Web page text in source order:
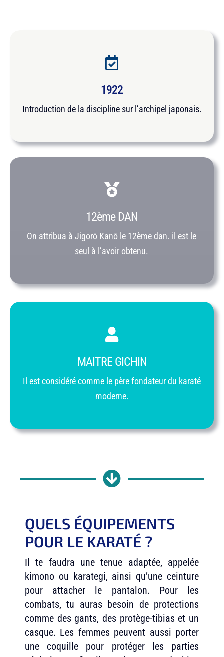
1922
Introduction de la discipline sur l’archipel japonais.
12ème DAN
On attribua à Jigorō Kanō le 12ème dan. il est le
seul à l’avoir obtenu.
MAITRE GICHIN
Il est considéré comme le père fondateur du karaté
moderne.
QUELS ÉQUIPEMENTS
POUR LE KARATÉ ?
Il te faudra une tenue adaptée, appelée
kimono ou karategi, ainsi qu’une ceinture
pour attacher le pantalon. Pour les
combats, tu auras besoin de protections
comme des gants, des protège-tibias et un
casque. Les femmes peuvent aussi porter
une coquille pour protéger les parties